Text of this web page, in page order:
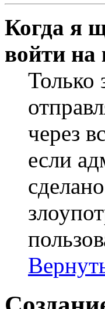
Когда я
войти на
Только
через
если